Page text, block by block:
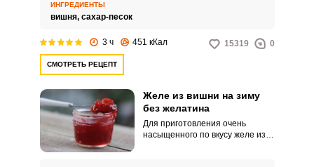
ИНГРЕДИЕНТЫ
вишня, сахар-песок
3 ч 451 кКал 15319 0
СМОТРЕТЬ РЕЦЕПТ
Желе из вишни на зиму
без желатина
Для приготовления очень
насыщенного по вкусу желе из